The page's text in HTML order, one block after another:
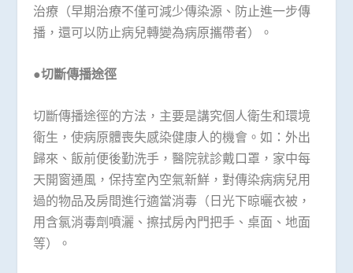
治療（早期治療不僅可減少傳染源、防止進一步傳
播，還可以防止病兒轉變為病原攜帶者）。
●切斷傳播途徑
切斷傳播途徑的方法，主要是講究個人衛生和環境
衛生，使病原體喪失感染健康人的機會。如：外出
歸來、飯前便後勤洗手，醫院就診戴口罩，家中每
天開窗通風，保持室內空氣新鮮，對傳染病病兒用
過的物品及房間進行適當消毒（日光下晾曬衣被，
用含氯消毒劑噴灑、擦拭房內門把手、桌面、地面
等）。